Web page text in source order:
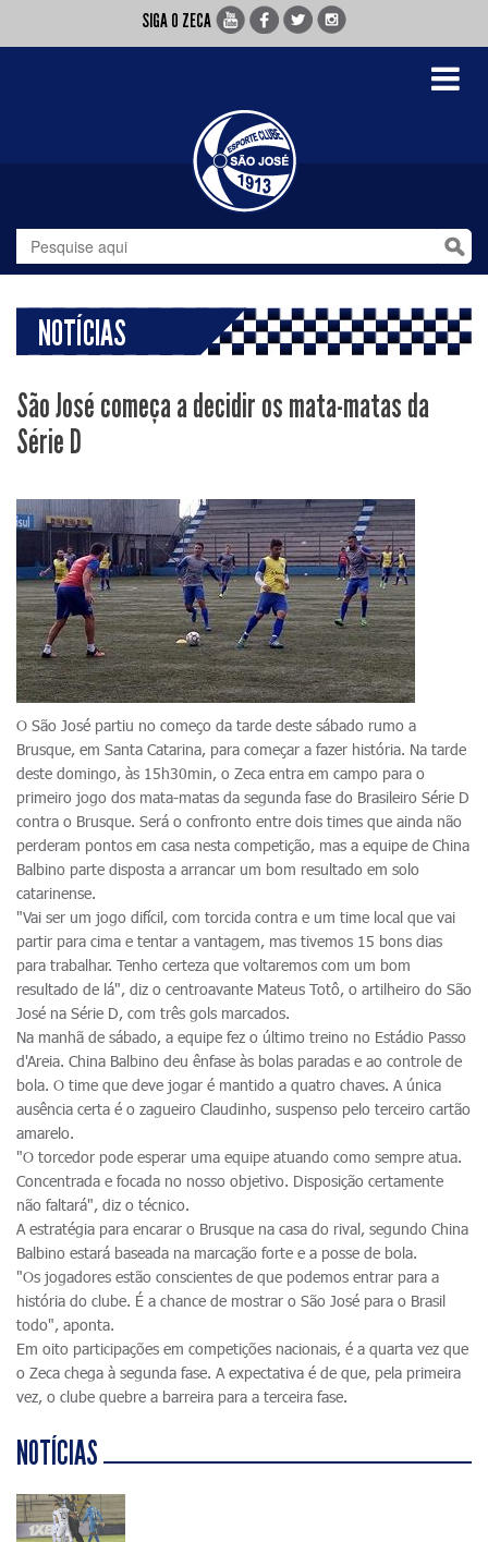
SIGA O ZECA
Toggle
NOTÍCIAS
São José começa a decidir os mata-matas da
Série D
O São José partiu no começo da tarde deste sábado rumo a
Brusque, em Santa Catarina, para começar a fazer história. Na tarde
deste domingo, às 15h30min, o Zeca entra em campo para o
primeiro jogo dos mata-matas da segunda fase do Brasileiro Série D
contra o Brusque. Será o confronto entre dois times que ainda não
perderam pontos em casa nesta competição, mas a equipe de China
Balbino parte disposta a arrancar um bom resultado em solo
catarinense.
"Vai ser um jogo difícil, com torcida contra e um time local que vai
partir para cima e tentar a vantagem, mas tivemos 15 bons dias
para trabalhar. Tenho certeza que voltaremos com um bom
resultado de lá", diz o centroavante Mateus Totô, o artilheiro do São
José na Série D, com três gols marcados.
Na manhã de sábado, a equipe fez o último treino no Estádio Passo
d'Areia. China Balbino deu ênfase às bolas paradas e ao controle de
bola. O time que deve jogar é mantido a quatro chaves. A única
ausência certa é o zagueiro Claudinho, suspenso pelo terceiro cartão
amarelo.
"O torcedor pode esperar uma equipe atuando como sempre atua.
Concentrada e focada no nosso objetivo. Disposição certamente
não faltará", diz o técnico.
A estratégia para encarar o Brusque na casa do rival, segundo China
Balbino estará baseada na marcação forte e a posse de bola.
"Os jogadores estão conscientes de que podemos entrar para a
história do clube. É a chance de mostrar o São José para o Brasil
todo", aponta.
Em oito participações em competições nacionais, é a quarta vez que
o Zeca chega à segunda fase. A expectativa é de que, pela primeira
vez, o clube quebre a barreira para a terceira fase.
NOTÍCIAS